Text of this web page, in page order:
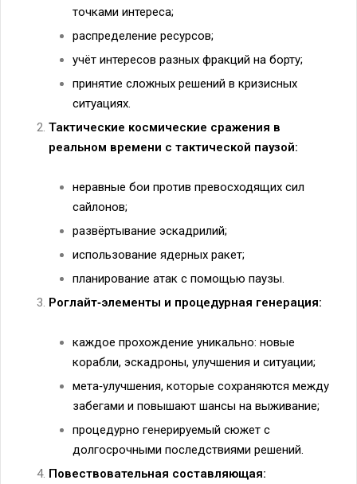
точками интереса;
распределение ресурсов;
учёт интересов разных фракций на борту;
принятие сложных решений в кризисных
ситуациях.
Тактические космические сражения в
реальном времени с тактической паузой:
неравные бои против превосходящих сил
сайлонов;
развёртывание эскадрилий;
использование ядерных ракет;
планирование атак с помощью паузы.
Роглайт‑элементы и процедурная генерация:
каждое прохождение уникально: новые
корабли, эскадроны, улучшения и ситуации;
мета‑улучшения, которые сохраняются между
забегами и повышают шансы на выживание;
процедурно генерируемый сюжет с
долгосрочными последствиями решений.
Повествовательная составляющая: